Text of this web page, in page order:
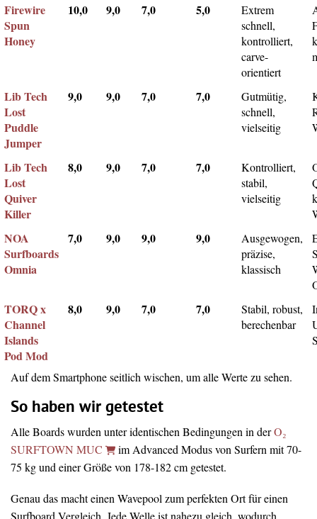
Firewire
Spun
Honey
10,0 9,0 7,0 5,0
Extrem
schnell,
kontrolliert,
carve-
orientiert
Lib Tech
Lost
Puddle
Jumper
9,0 9,0 7,0 7,0
Gutmütig,
schnell,
vielseitig
Lib Tech
Lost
Quiver
Killer
8,0 9,0 7,0 7,0
Kontrolliert,
stabil,
vielseitig
NOA
Surfboards
Omnia
7,0 9,0 9,0 9,0
Ausgewogen,
präzise,
klassisch
TORQ x
Channel
Islands
Pod Mod
8,0 9,0 7,0 7,0
Stabil, robust,
berechenbar
Auf dem Smartphone seitlich wischen, um alle Werte zu sehen.
So haben wir getestet
Alle Boards wurden unter identischen Bedingungen in derO₂
SURFTOWN MUC
im Advanced Modus von Surfern mit 70-
75 kg und einer Größe von 178-182 cm getestet.
Genau das macht einen Wavepool zum perfekten Ort für einen
Surfboard Vergleich. Jede Welle ist nahezu gleich, wodurch